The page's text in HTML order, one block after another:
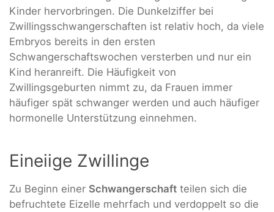
Kinder hervorbringen. Die Dunkelziffer bei
Zwillingsschwangerschaften ist relativ hoch, da viele
Embryos bereits in den ersten
Schwangerschaftswochen versterben und nur ein
Kind heranreift. Die Häufigkeit von
Zwillingsgeburten nimmt zu, da Frauen immer
häufiger spät schwanger werden und auch häufiger
hormonelle Unterstützung einnehmen.
Eineiige Zwillinge
Zu Beginn einer Schwangerschaft teilen sich die
befruchtete Eizelle mehrfach und verdoppelt so die